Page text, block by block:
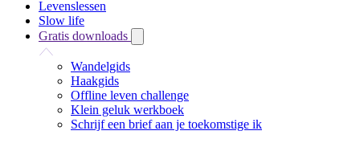
Levenslessen
Slow life
Gratis downloads
Wandelgids
Haakgids
Offline leven challenge
Klein geluk werkboek
Schrijf een brief aan je toekomstige ik